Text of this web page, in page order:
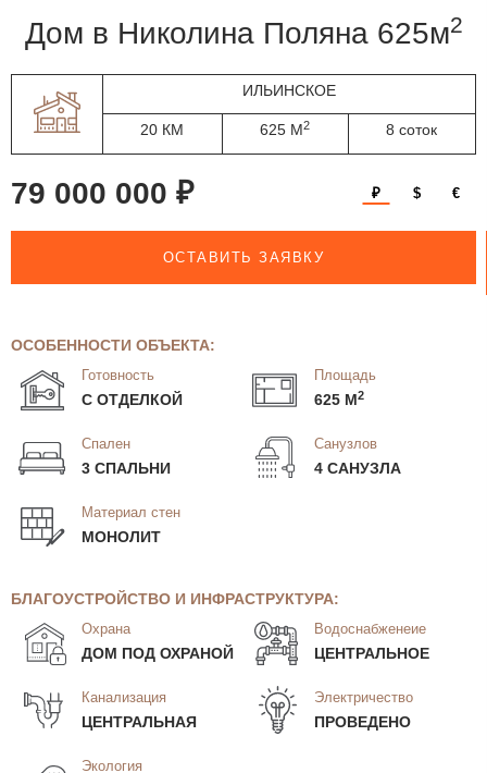
дом в Николина Поляна 625м2
ИЛЬИНСКОЕ
20 КМ 625 М2 8 соток
79 000 000 ₽ ₽ $ €
ОСТАВИТЬ ЗАЯВКУ
ОСОБЕННОСТИ ОБЪЕКТА:
Готовность
С ОТДЕЛКОЙ
Площадь
625 М2
Спален
3 СПАЛЬНИ
Санузлов
4 САНУЗЛА
Материал стен
МОНОЛИТ
БЛАГОУСТРОЙСТВО И ИНФРАСТРУКТУРА:
Охрана
ДОМ ПОД ОХРАНОЙ
Водоснабженеие
ЦЕНТРАЛЬНОЕ
Канализация
ЦЕНТРАЛЬНАЯ
Электричество
ПРОВЕДЕНО
Экология